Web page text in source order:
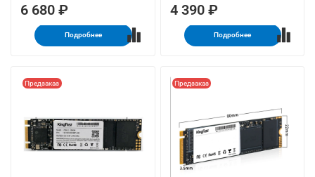
6 680 ₽
Подробнее
4 390 ₽
Подробнее
Предзаказ Предзаказ